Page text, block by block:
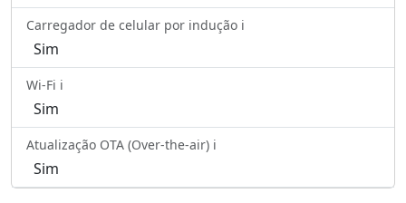
Carregador de celular por indução ℹ️
Sim
Wi-Fi ℹ️
Sim
Atualização OTA (Over-the-air) ℹ️
Sim